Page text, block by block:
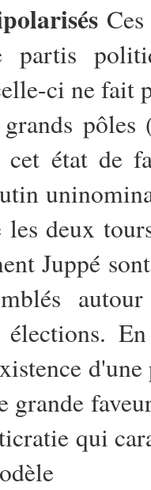
ci ne fait
état de
les deux
Juppé
élections.
qui